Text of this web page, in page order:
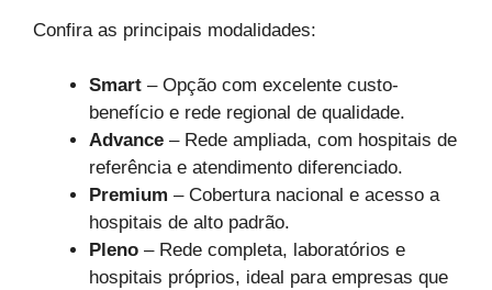
Confira as principais modalidades:
Smart – Opção com excelente custo-
benefício e rede regional de qualidade.
Advance – Rede ampliada, com hospitais de
referência e atendimento diferenciado.
Premium – Cobertura nacional e acesso a
hospitais de alto padrão.
Pleno – Rede completa, laboratórios e
hospitais próprios, ideal para empresas que